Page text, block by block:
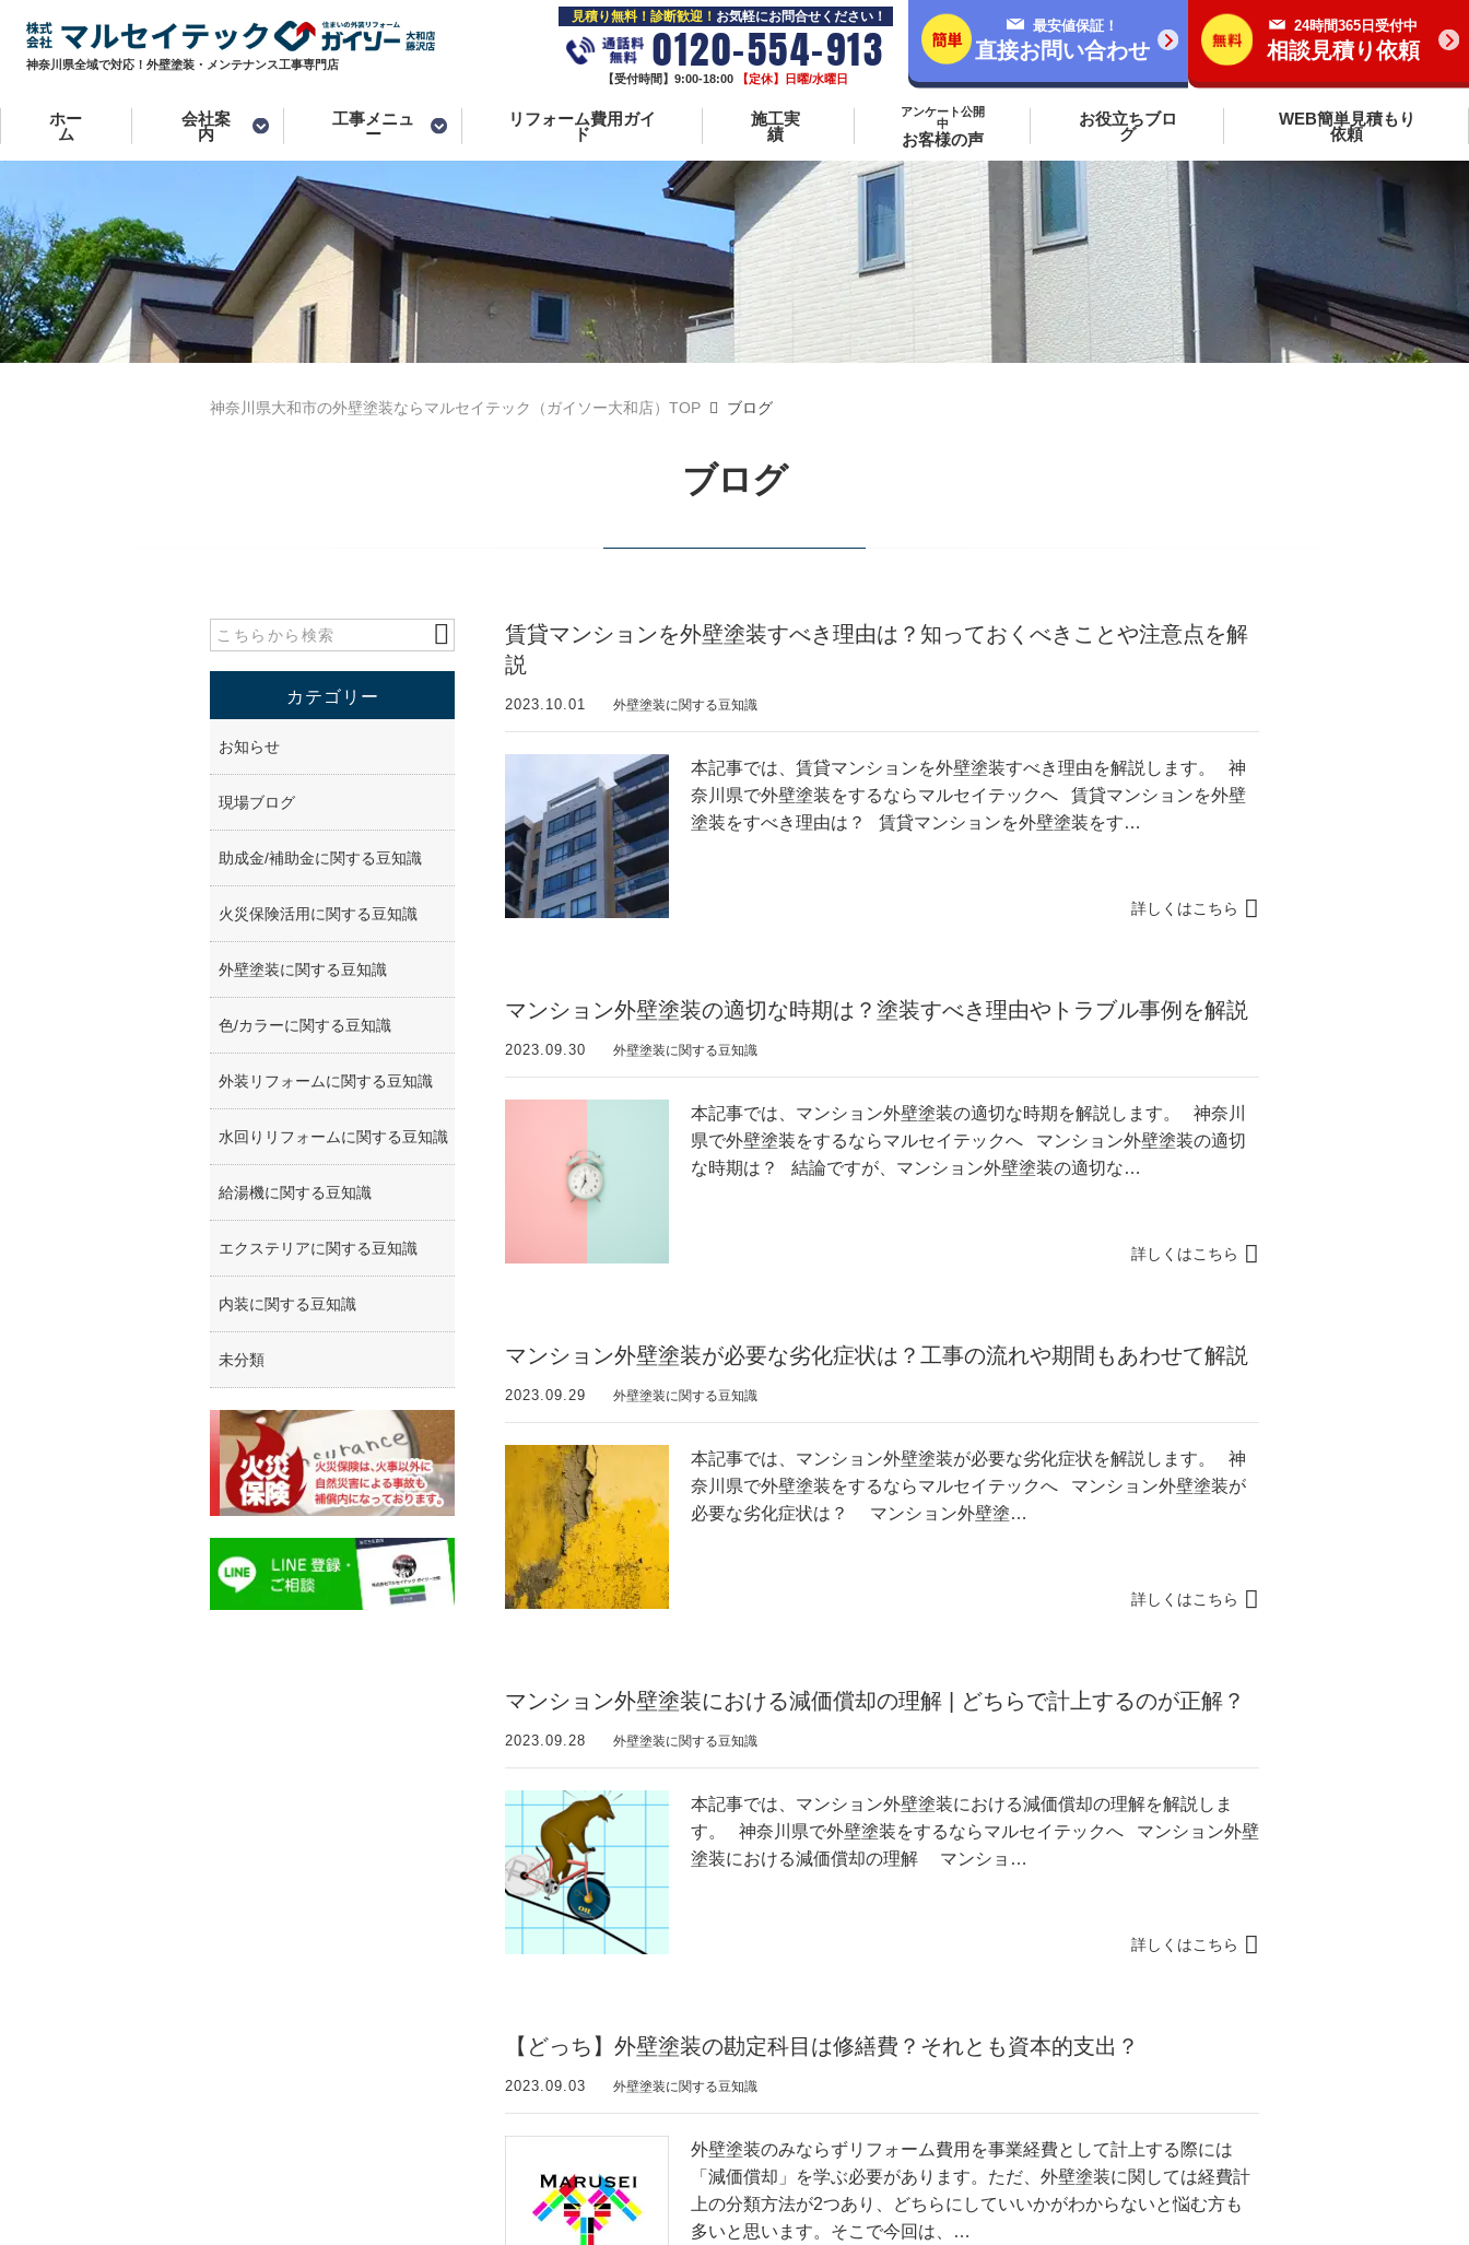
神奈川県全域で対応！外壁塗装・メンテナンス工事専門店
見積り無料！診断歓迎！ お気軽にお問合せください！
0120-554-913
【受付時間】9:00-18:00 【定休】日曜/水曜日
最安値保証！
直接お問い合わせ
24時間365日受付中
相談見積り依頼
ホー
ム
会社案
内
工事メニュ
ー
リフォーム費用ガイ
ド
施工実
績
アンケート公開
中
お客様の声
お役立ちブロ
グ
WEB簡単見積もり
依頼
神奈川県大和市の外壁塗装ならマルセイテック（ガイソー大和店）TOP ブログ
ブログ
賃貸マンションを外壁塗装すべき理由は？知っておくべきことや注意点を解
説
2023.10.01 外壁塗装に関する豆知識
本記事では、賃貸マンションを外壁塗装すべき理由を解説します。 神
奈川県で外壁塗装をするならマルセイテックへ 賃貸マンションを外壁
塗装をすべき理由は？ 賃貸マンションを外壁塗装をす…
詳しくはこちら
マンション外壁塗装の適切な時期は？塗装すべき理由やトラブル事例を解説
2023.09.30 外壁塗装に関する豆知識
本記事では、マンション外壁塗装の適切な時期を解説します。 神奈川
県で外壁塗装をするならマルセイテックへ マンション外壁塗装の適切
な時期は？ 結論ですが、マンション外壁塗装の適切な…
詳しくはこちら
マンション外壁塗装が必要な劣化症状は？工事の流れや期間もあわせて解説
2023.09.29 外壁塗装に関する豆知識
本記事では、マンション外壁塗装が必要な劣化症状を解説します。 神
奈川県で外壁塗装をするならマルセイテックへ マンション外壁塗装が
必要な劣化症状は？ マンション外壁塗…
詳しくはこちら
マンション外壁塗装における減価償却の理解 | どちらで計上するのが正解？
2023.09.28 外壁塗装に関する豆知識
本記事では、マンション外壁塗装における減価償却の理解を解説しま
す。 神奈川県で外壁塗装をするならマルセイテックへ マンション外壁
塗装における減価償却の理解 マンショ…
詳しくはこちら
【どっち】外壁塗装の勘定科目は修繕費？それとも資本的支出？
2023.09.03 外壁塗装に関する豆知識
外壁塗装のみならずリフォーム費用を事業経費として計上する際には
「減価償却」を学ぶ必要があります。ただ、外壁塗装に関しては経費計
上の分類方法が2つあり、どちらにしていいかがわからないと悩む方も
多いと思います。そこで今回は、…
カテゴリー
お知らせ
現場ブログ
助成金/補助金に関する豆知識
火災保険活用に関する豆知識
外壁塗装に関する豆知識
色/カラーに関する豆知識
外装リフォームに関する豆知識
水回りリフォームに関する豆知識
給湯機に関する豆知識
エクステリアに関する豆知識
内装に関する豆知識
未分類